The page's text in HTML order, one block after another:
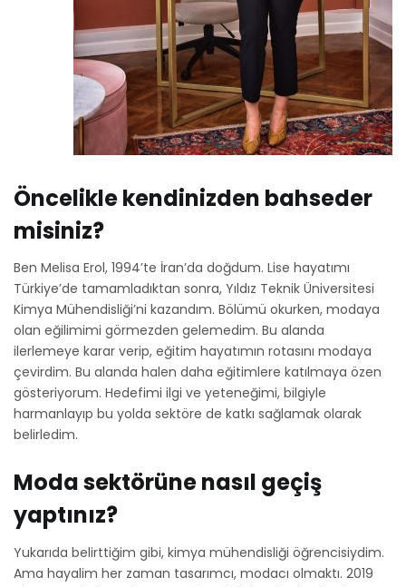
Öncelikle kendinizden bahseder
misiniz?
Ben Melisa Erol, 1994’te İran’da doğdum. Lise hayatımı
Türkiye’de tamamladıktan sonra, Yıldız Teknik Üniversitesi
Kimya Mühendisliği’ni kazandım. Bölümü okurken, modaya
olan eğilimimi görmezden gelemedim. Bu alanda
ilerlemeye karar verip, eğitim hayatımın rotasını modaya
çevirdim. Bu alanda halen daha eğitimlere katılmaya özen
gösteriyorum. Hedefimi ilgi ve yeteneğimi, bilgiyle
harmanlayıp bu yolda sektöre de katkı sağlamak olarak
belirledim.
Moda sektörüne nasıl geçiş
yaptınız?
Yukarıda belirttiğim gibi, kimya mühendisliği öğrencisiydim.
Ama hayalim her zaman tasarımcı, modacı olmaktı. 2019